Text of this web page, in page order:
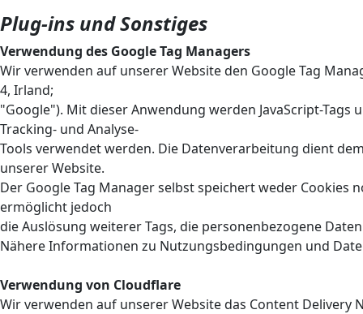
Plug-ins und Sonstiges
Verwendung des Google Tag Managers
Wir verwenden auf unserer Website den Google Tag
4, Irland;
"Google"). Mit dieser Anwendung werden JavaScript-
Tracking- und Analyse-
Tools verwendet werden. Die Datenverarbeitung dient
unserer Website.
Der Google Tag Manager selbst speichert weder
ermöglicht jedoch
die Auslösung weiterer Tags, die personenbezogene
Nähere Informationen zu Nutzungsbedingungen und
Verwendung von Cloudflare
Wir verwenden auf unserer Website das Content Delivery